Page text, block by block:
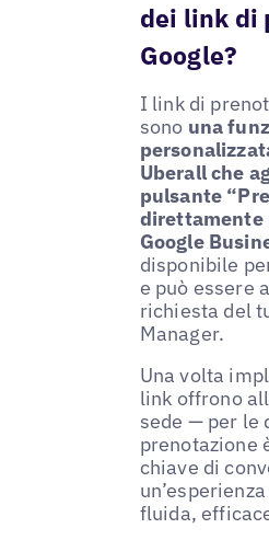
dei link di
Google?
I link di
sono una
Uberall che
pulsante
direttamente
Google
disponibile
e può essere
richiesta del
Manager.
Una volta
link offrono
sede — per le
prenotazione
chiave di
fluida,